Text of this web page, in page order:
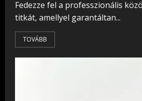
Fedezze fel a professzionális
titkát, amellyel garantáltan...
TOVÁBB